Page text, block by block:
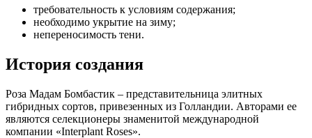
требовательность к условиям содержания;
необходимо укрытие на зиму;
непереносимость тени.
История создания
Роза Мадам Бомбастик – представительница элитных
гибридных сортов, привезенных из Голландии. Авторами ее
являются селекционеры знаменитой международной
компании «Interplant Roses».